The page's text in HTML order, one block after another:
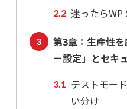
迷ったら
第3章：生産性
ー設定」とセキ
テストモー
い分け